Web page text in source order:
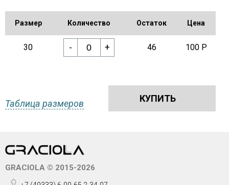
Размер Количество Остаток Цена
30 +
- 46 100 Р
Таблица размеров КУПИТЬ
GRACIOLA © 2015-2026